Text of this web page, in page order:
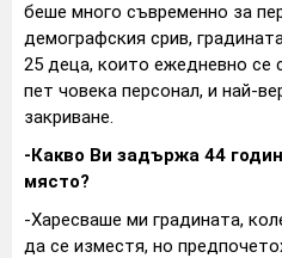
беше много съвременно за
демографския срив,
25 деца, които ежедневно се
пет човека персонал, и най-
закриване.
-Какво Ви задържа 44
място?
-Харесваше ми градината,
да се изместя, но